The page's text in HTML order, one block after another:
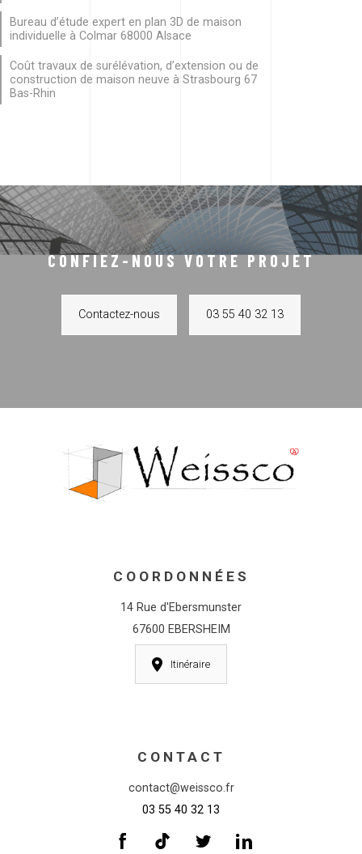
Bureau d’étude expert en plan 3D de maison
individuelle à Colmar 68000 Alsace
Coût travaux de surélévation, d’extension ou de
construction de maison neuve à Strasbourg 67
Bas-Rhin
CONFIEZ-NOUS VOTRE PROJET
Contactez-nous 03 55 40 32 13
COORDONNÉES
14 Rue d'Ebersmunster
67600 EBERSHEIM
Itinéraire
CONTACT
contact@weissco.fr
03 55 40 32 13